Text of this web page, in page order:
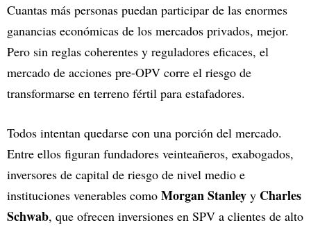
Cuantas más personas puedan participar de las enormes
ganancias económicas de los mercados privados, mejor.
Pero sin reglas coherentes y reguladores eficaces, el
mercado de acciones pre-OPV corre el riesgo de
transformarse en terreno fértil para estafadores.
Todos intentan quedarse con una porción del mercado.
Entre ellos figuran fundadores veinteañeros, exabogados,
inversores de capital de riesgo de nivel medio e
instituciones venerables como Morgan Stanley y Charles
Schwab, que ofrecen inversiones en SPV a clientes de alto